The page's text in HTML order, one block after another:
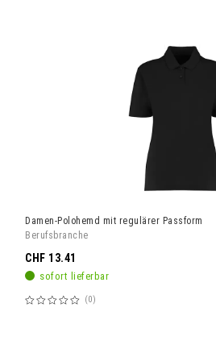
Damen-Polohemd mit regulärer Passform
Berufsbranche
sofort lieferbar
Bewertung:
0
CHF 13.41